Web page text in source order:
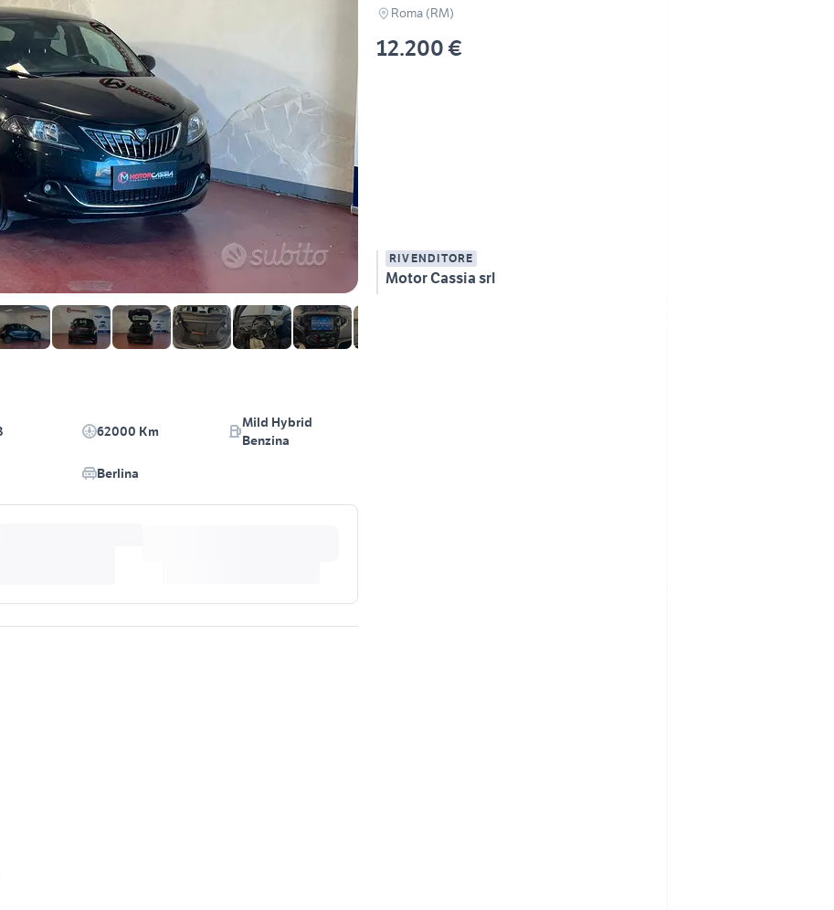
Roma (RM)
12.200 €
RIVENDITORE
Motor Cassia srl
62000 Km
Mild Hybrid
Benzina
Berlina